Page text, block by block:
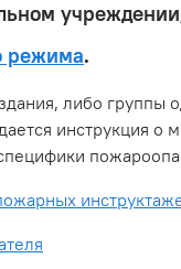
режима.
либо
инструкция о